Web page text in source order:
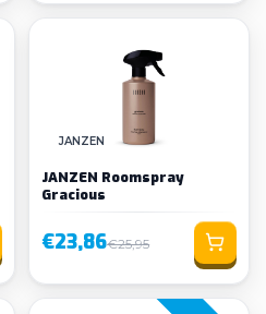
JANZEN
JANZEN Roomspray
Gracious
€23,86€25,95